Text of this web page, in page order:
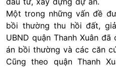
Một trong những vấn đề
bồi thường thu hồi đất,
UBND quận Thanh Xuân
án bồi thường và các căn
Cũng theo quận Thanh